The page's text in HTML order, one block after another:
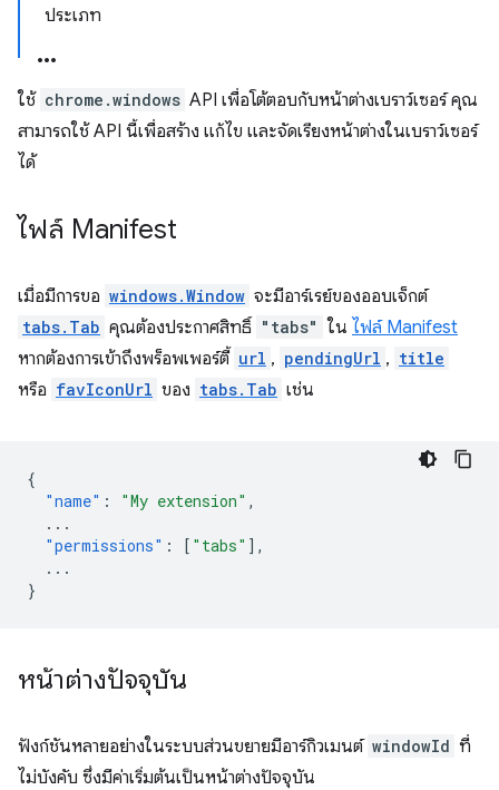
ประเภท
ใช้ chrome.windows API เพื่อโต้ตอบกับหน้าต่างเบราว์เซอร์ คุณ
สามารถใช้ API นี้เพื่อสร้าง แก้ไข และจัดเรียงหน้าต่างในเบราว์เซอร์
ได้
ไฟล์ Manifest
เมื่อมีการขอ windows.Window จะมีอาร์เรย์ของออบเจ็กต์
tabs.Tab คุณต้องประกาศสิทธิ์ "tabs" ใน ไฟล์ Manifest
หากต้องการเข้าถึงพร็อพเพอร์ตี้ url , pendingUrl , title
หรือ favIconUrl ของ tabs.Tab เช่น
{
"name" : "My extension" ,
...
"permissions" : [ "tabs" ],
...
}
หน้าต่างปัจจุบัน
ฟังก์ชันหลายอย่างในระบบส่วนขยายมีอาร์กิวเมนต์ windowId ที่
ไม่บังคับ ซึ่งมีค่าเริ่มต้นเป็นหน้าต่างปัจจุบัน